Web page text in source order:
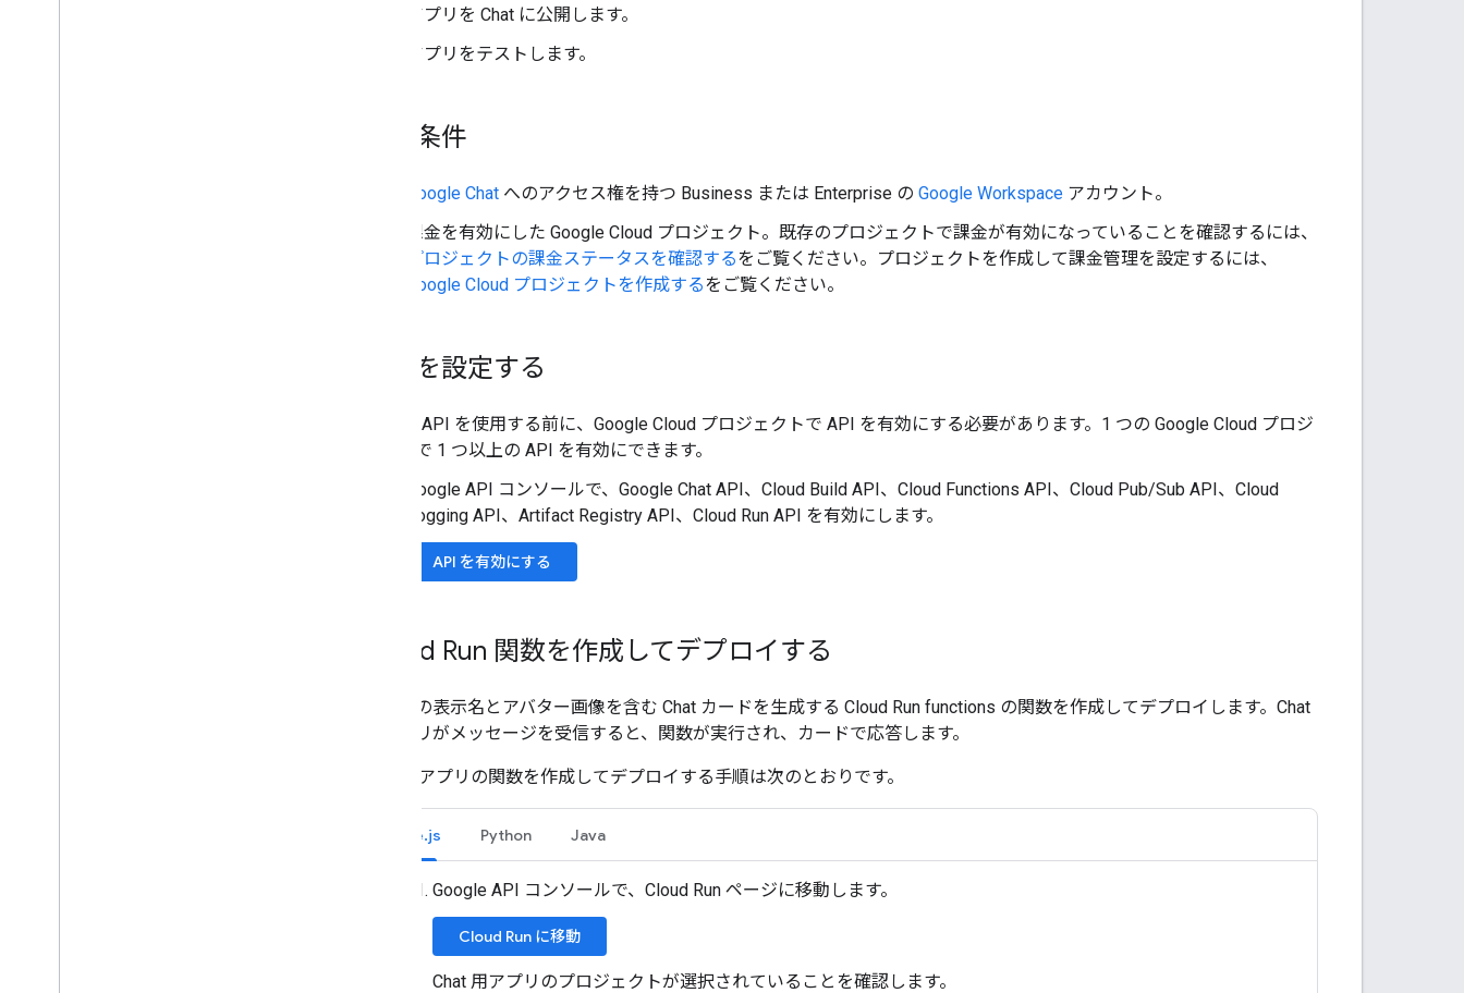
アプリを Chat に公開します。
アプリをテストします。
前提条件
Google Chat へのアクセス権を持つ Business または Enterprise の Google Workspace アカウント。
課金を有効にした Google Cloud プロジェクト。既存のプロジェクトで課金が有効になっていることを確認するには、
プロジェクトの課金ステータスを確認するをご覧ください。プロジェクトを作成して課金管理を設定するには、
Google Cloud プロジェクトを作成するをご覧ください。
環境を設定する
Google API を使用する前に、Google Cloud プロジェクトで API を有効にする必要があります。1 つの Google Cloud プロジ
ェクトで 1 つ以上の API を有効にできます。
Google API コンソールで、Google Chat API、Cloud Build API、Cloud Functions API、Cloud Pub/Sub API、Cloud
Logging API、Artifact Registry API、Cloud Run API を有効にします。
API を有効にする
Cloud Run 関数を作成してデプロイする
送信者の表示名とアバター画像を含む Chat カードを生成する Cloud Run functions の関数を作成してデプロイします。Chat
用アプリがメッセージを受信すると、関数が実行され、カードで応答します。
Chat 用アプリの関数を作成してデプロイする手順は次のとおりです。
Node.js Python Java
Google API コンソールで、Cloud Run ページに移動します。
Cloud Run に移動
Chat 用アプリのプロジェクトが選択されていることを確認します。